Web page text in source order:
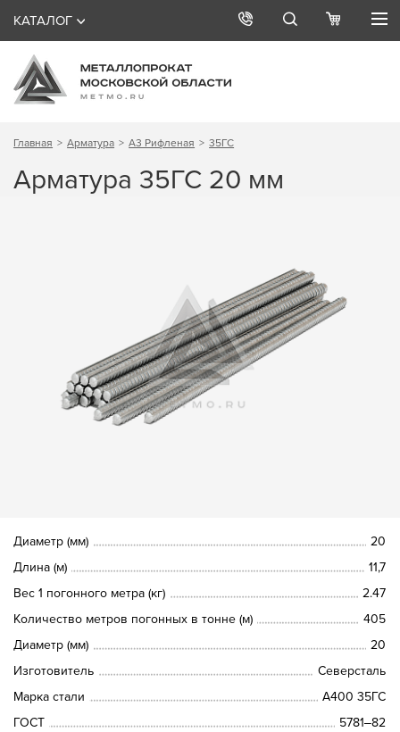
КАТАЛОГ
Главная Арматура А3 Рифленая 35ГС
Арматура 35ГС 20 мм
Диаметр (мм)
20
Длина (м)
11,7
Вес 1 погонного метра (кг)
2.47
Количество метров погонных в тонне (м)
405
Диаметр (мм)
20
Изготовитель
Северсталь
Марка стали
A400 35ГС
ГОСТ
5781‒82